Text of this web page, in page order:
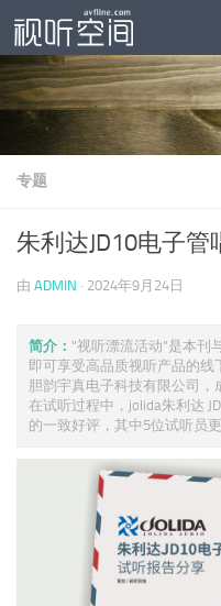
跳至内容
专题
朱利达JD10电子
由 ADMIN · 2024年9月24日
简介： "视听漂流活动"是本刊
即可享受高品质视听产品的
胆韵宇真电子科技有限公司，
在试听过程中，jolida朱利达
的一致好评，其中5位试听员